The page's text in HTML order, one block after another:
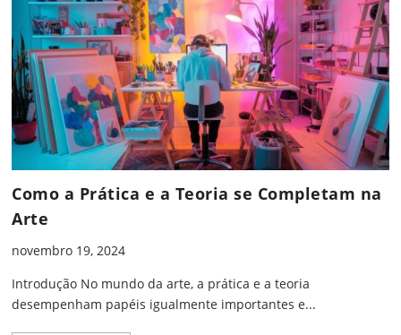
Como a Prática e a Teoria se Completam na
Arte
novembro 19, 2024
Introdução No mundo da arte, a prática e a teoria
desempenham papéis igualmente importantes e...